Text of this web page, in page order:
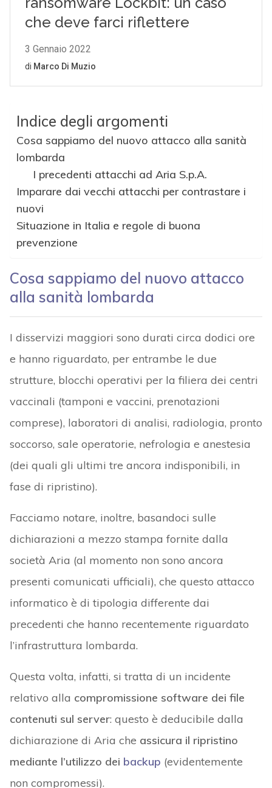
Indice degli argomenti
Cosa sappiamo del nuovo attacco alla sanità
lombarda
I precedenti attacchi ad Aria S.p.A.
Imparare dai vecchi attacchi per contrastare i
nuovi
Situazione in Italia e regole di buona
prevenzione
Cosa sappiamo del nuovo attacco
alla sanità lombarda
I disservizi maggiori sono durati circa dodici ore
e hanno riguardato, per entrambe le due
strutture, blocchi operativi per la filiera dei centri
vaccinali (tamponi e vaccini, prenotazioni
comprese), laboratori di analisi, radiologia, pronto
soccorso, sale operatorie, nefrologia e anestesia
(dei quali gli ultimi tre ancora indisponibili, in
fase di ripristino).
Facciamo notare, inoltre, basandoci sulle
dichiarazioni a mezzo stampa fornite dalla
società Aria (al momento non sono ancora
presenti comunicati ufficiali), che questo attacco
informatico è di tipologia differente dai
precedenti che hanno recentemente riguardato
l’infrastruttura lombarda.
Questa volta, infatti, si tratta di un incidente
relativo alla compromissione software dei file
contenuti sul server: questo è deducibile dalla
dichiarazione di Aria che assicura il ripristino
mediante l’utilizzo dei backup (evidentemente
non compromessi).